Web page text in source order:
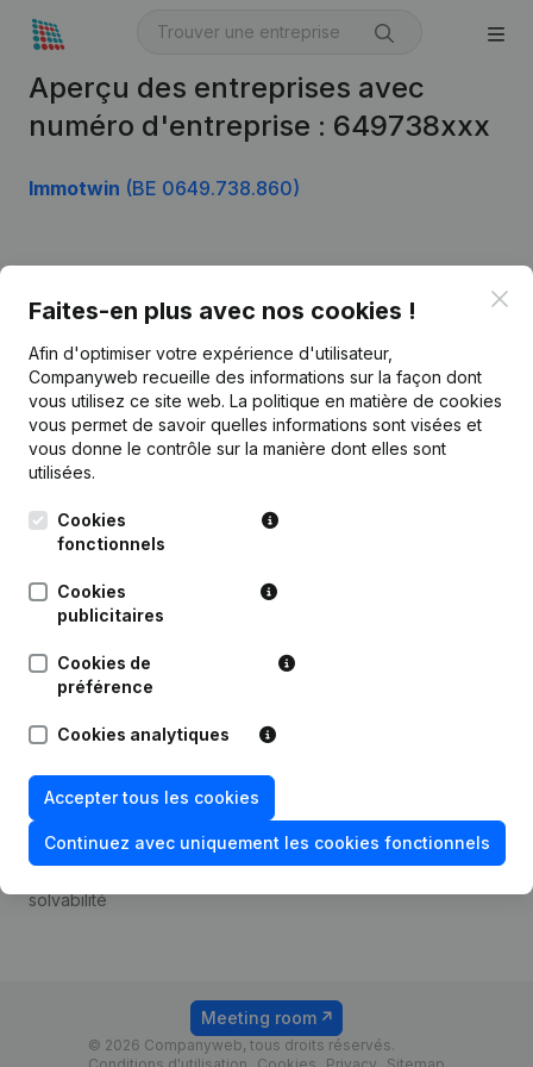
Aperçu des entreprises avec
numéro d'entreprise : 649738xxx
Immotwin (BE 0649.738.860)
Faites-en plus avec nos cookies !
Afin d'optimiser votre expérience d'utilisateur,
Companyweb recueille des informations sur la façon dont
vous utilisez ce site web. La politique en matière de cookies
vous permet de savoir quelles informations sont visées et
vous donne le contrôle sur la manière dont elles sont
utilisées.
Cookies
fonctionnels
Cookies
publicitaires
Cookies de
préférence
Cookies analytiques
Accepter tous les cookies
Continuez avec uniquement les cookies fonctionnels
Français
Kantorenpark Everest
Leuvensesteenweg
1800 Vilvoorde
Informations d’entreprise
Monitoring
Recherche internationale
Prospection
Compliance et prévention
de la fraude
Consulter des comptes
Recherche de numéro de
TVA
solvabilité
Tarifs
© 2026 Companyweb, tous droits réservés.
Meeting room